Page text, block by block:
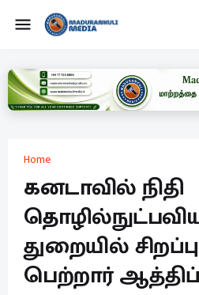
Home
கனடாவில் நிதி
துறையில்
பெற்றார்